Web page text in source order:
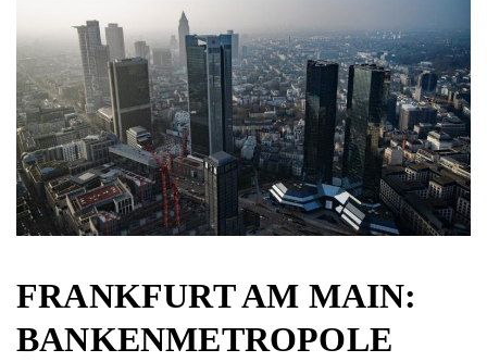
FRANKFURT AM MAIN:
BANKENMETROPOLE